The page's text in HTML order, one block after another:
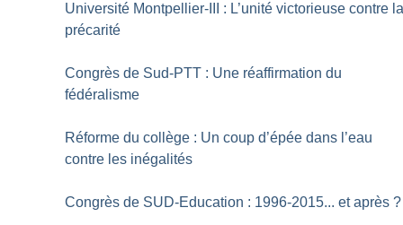
Université Montpellier-III : L’unité victorieuse contre
précarité
Congrès de Sud-PTT : Une réaffirmation du
fédéralisme
Réforme du collège : Un coup d’épée dans l’eau
contre les inégalités
Congrès de SUD-Education : 1996-2015... et après ?